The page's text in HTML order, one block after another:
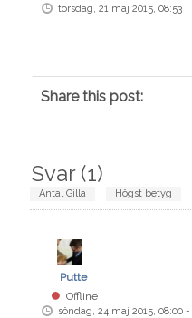
torsdag, 21 maj 2015, 08:53
Share this post:
Svar (1)
Antal Gilla Högst betyg
Putte
Offline
söndag, 24 maj 2015, 08:00 -